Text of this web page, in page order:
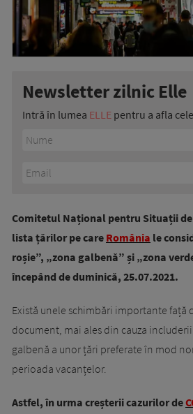
Newsletter zilnic Elle
Intră în lumea ELLE pentru a afla
Comitetul Național pentru Situații
lista țărilor pe care România le
roșie”, „zona galbenă” și „zona
începând de duminică, 25.07.2021.
Există unele schimbări importante față
document, mai ales din cauza
galbenă a unor țări preferate în mod
perioada vacanțelor.
Astfel, în urma creșterii cazurilor de